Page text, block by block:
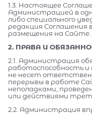
1.3. Настоящее
Администрацией в
либо специального
редакция Соглашения
размещения на Сайте.
2. ПРАВА И
2.1. Администрация
работоспособность
не несет
перерывы в работе
неполадками,
или действиями
2.2. Администрация